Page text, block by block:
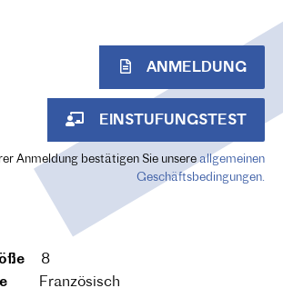
ANMELDUNG
EINSTUFUNGSTEST
Anmeldung bestätigen Sie unsere allgemeinen
Geschäftsbedingungen.
8
Französisch